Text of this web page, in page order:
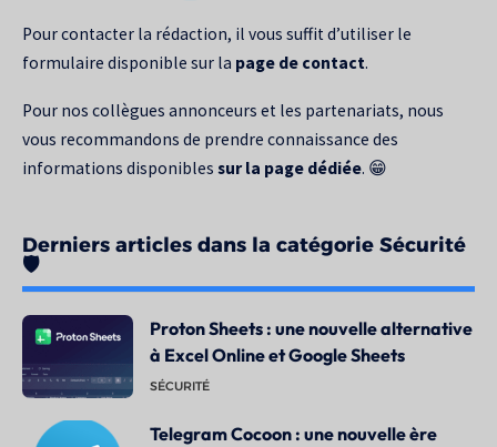
Pour contacter la rédaction, il vous suffit d’utiliser le
formulaire disponible sur la page de contact.
Pour nos collègues annonceurs et les partenariats, nous
vous recommandons de prendre connaissance des
informations disponibles sur la page dédiée. 😁
Derniers articles dans la catégorie Sécurité
🛡️
Proton Sheets : une nouvelle alternative
à Excel Online et Google Sheets
SÉCURITÉ
Telegram Cocoon : une nouvelle ère